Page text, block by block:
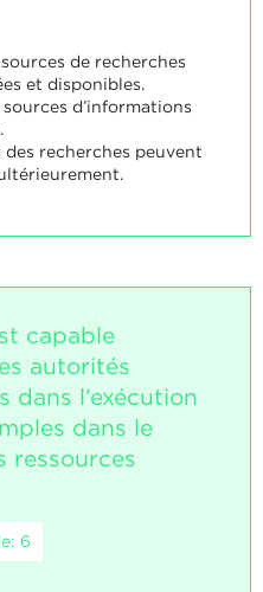
de recherches
et disponibles.
d’informations
des recherches peuvent
capable
autorités
dans l’exécution
dans le
ressources
6